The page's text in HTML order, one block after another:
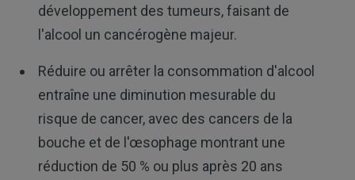
développement des tumeurs, faisant de
l'alcool un cancérogène majeur.
Réduire ou arrêter la consommation d'alcool
entraîne une diminution mesurable du
risque de cancer, avec des cancers de la
bouche et de l'œsophage montrant une
réduction de 50 % ou plus après 20 ans